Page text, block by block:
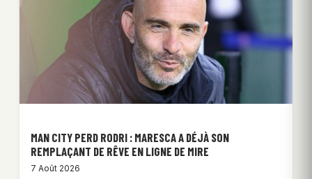
MAN CITY PERD RODRI : MARESCA A DÉJÀ SON
REMPLAÇANT DE RÊVE EN LIGNE DE MIRE
7 Août 2026